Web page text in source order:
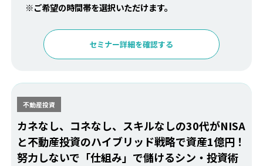
※ご希望の時間帯を選択いただけます。
セミナー詳細を確認する
不動産投資
カネなし、コネなし、スキルなしの30代がNISA
と不動産投資のハイブリッド戦略で資産1億円！
努力しないで「仕組み」で儲けるシン・投資術